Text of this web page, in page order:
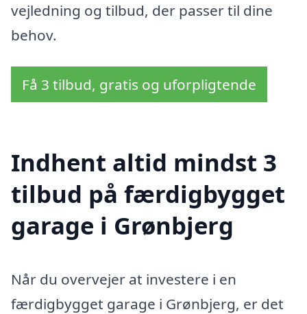
vejledning og tilbud, der passer til dine
behov.
Få 3 tilbud, gratis og uforpligtende
Indhent altid mindst 3
tilbud på færdigbygget
garage i Grønbjerg
Når du overvejer at investere i en
færdigbygget garage i Grønbjerg, er det